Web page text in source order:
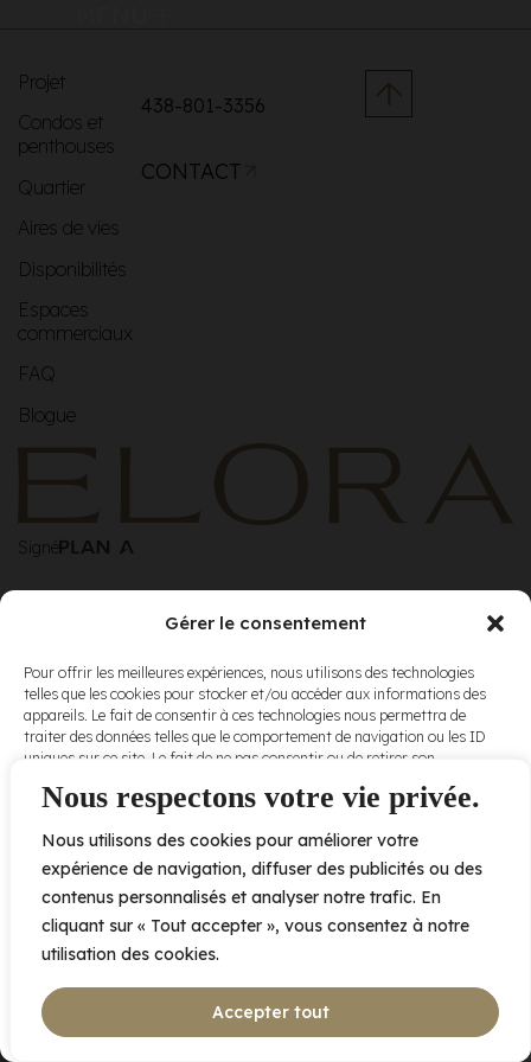
Nous respectons votre vie privée.
Nous utilisons des cookies pour améliorer votre
expérience de navigation, diffuser des publicités ou des
contenus personnalisés et analyser notre trafic. En
cliquant sur « Tout accepter », vous consentez à notre
utilisation des cookies.
Accepter tout
Gérer le consentement
Pour offrir les meilleures expériences, nous utilisons des technologies
telles que les cookies pour stocker et/ou accéder aux informations des
appareils. Le fait de consentir à ces technologies nous permettra de
traiter des données telles que le comportement de navigation ou les ID
uniques sur ce site. Le fait de ne pas consentir ou de retirer son
et fonctions.
Accepter
Refuser
Projet
Condos et
penthouses
Quartier
Aires de vies
Disponibilités
Espaces
commerciaux
FAQ
Blogue
438-801-3356
CONTACT
Signé
© Elora. Tous
droits réservés.
Voir nos
conditions
d’utilisationet
2005 av. de Bois-de-Boulogne, Laval QCH7N 0J7